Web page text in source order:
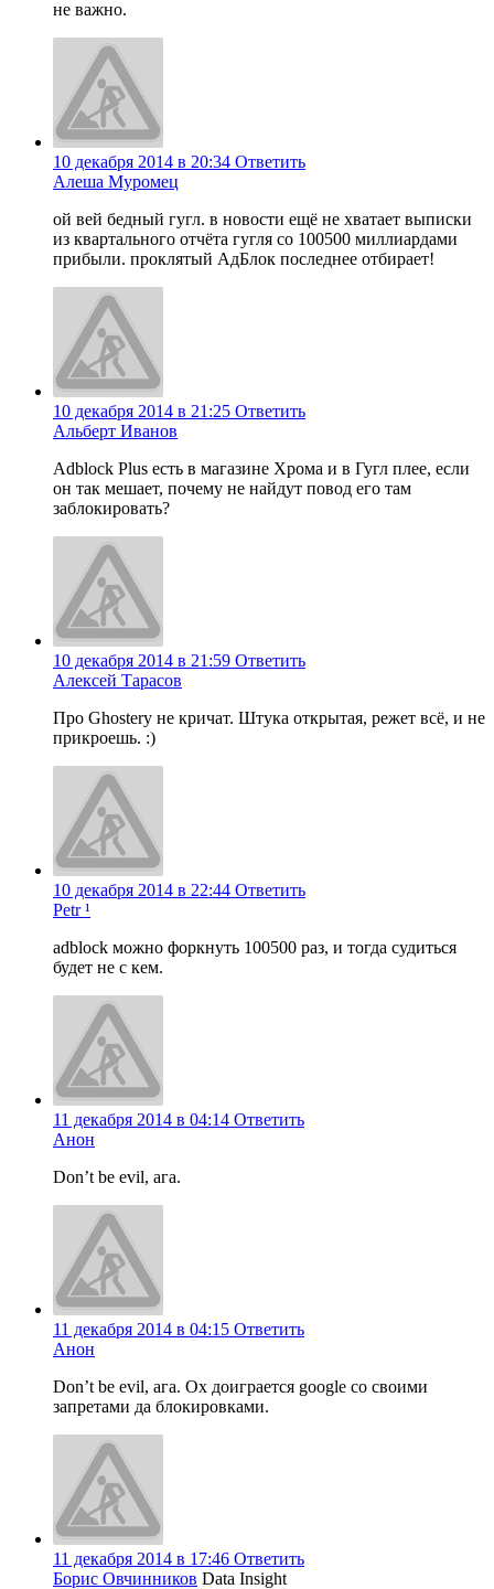
не важно.
10 декабря 2014 в 20:34 Ответить
Алеша Муромец
ой вей бедный гугл. в новости ещё не хватает выписки
из квартального отчёта гугля со 100500 миллиардами
прибыли. проклятый АдБлок последнее отбирает!
10 декабря 2014 в 21:25 Ответить
Альберт Иванов
Adblock Plus есть в магазине Хрома и в Гугл плее, если
он так мешает, почему не найдут повод его там
заблокировать?
10 декабря 2014 в 21:59 Ответить
Алексей Тарасов
Про Ghostery не кричат. Штука открытая, режет всё, и не
прикроешь. :)
10 декабря 2014 в 22:44 Ответить
Petr ¹
adblock можно форкнуть 100500 раз, и тогда судиться
будет не с кем.
11 декабря 2014 в 04:14 Ответить
Анон
Don’t be evil, ага.
11 декабря 2014 в 04:15 Ответить
Анон
Don’t be evil, ага. Ох доиграется google со своими
запретами да блокировками.
11 декабря 2014 в 17:46 Ответить
Борис Овчинников Data Insight